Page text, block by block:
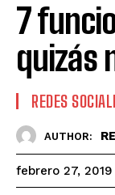
7
quizás
REDES
AUTHOR:
febrero 27, 2019